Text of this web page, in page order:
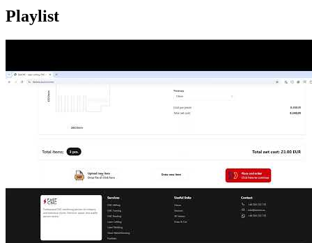
Playlist